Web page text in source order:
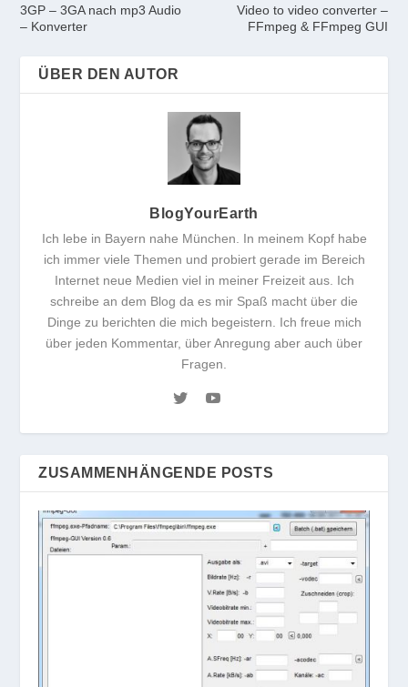
3GP – 3GA nach mp3 Audio
– Konverter
Video to video converter –
FFmpeg & FFmpeg GUI
ÜBER DEN AUTOR
BlogYourEarth
Ich lebe in Bayern nahe München. In meinem Kopf habe
ich immer viele Themen und probiert gerade im Bereich
Internet neue Medien viel in meiner Freizeit aus. Ich
schreibe an dem Blog da es mir Spaß macht über die
Dinge zu berichten die mich begeistern. Ich freue mich
über jeden Kommentar, über Anregung aber auch über
Fragen.
ZUSAMMENHÄNGENDE POSTS